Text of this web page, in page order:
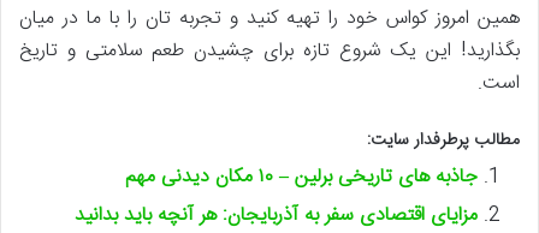
همین امروز کواس خود را تهیه کنید و تجربه تان را با ما در میان
بگذارید! این یک شروع تازه برای چشیدن طعم سلامتی و تاریخ
است.
مطالب پرطرفدار سایت:
جاذبه های تاریخی برلین – ۱۰ مکان دیدنی مهم
مزایای اقتصادی سفر به آذربایجان: هر آنچه باید بدانید